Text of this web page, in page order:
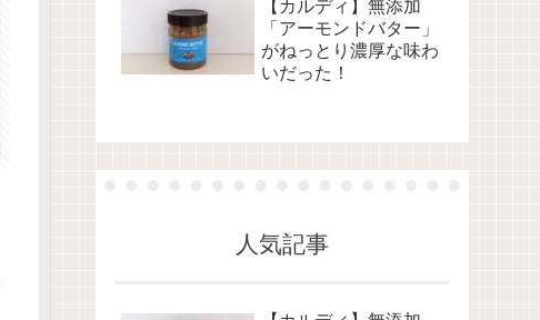
【カルディ】無添加
「アーモンドバター」
がねっとり濃厚な味わ
いだった！
人気記事